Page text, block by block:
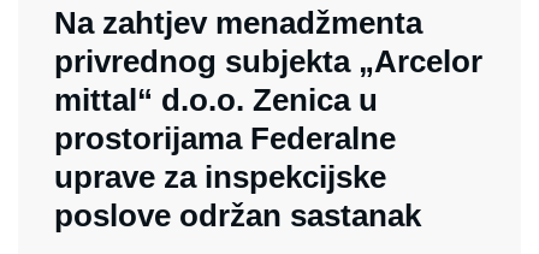
Na zahtjev menadžmenta
privrednog subjekta „Arcelor
mittal“ d.o.o. Zenica u
prostorijama Federalne
uprave za inspekcijske
poslove održan sastanak